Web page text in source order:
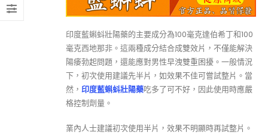
印度藍蝌蚪壯陽藥的主要成分為100毫克達伯希丁和100
毫克西地那非。這兩種成分結合成雙效片，不僅能解決
陽痿勃起問題，還能應對男性早洩雙重困擾。一般情況
下，初次使用建議先半片，如效果不佳可嘗試整片。當
然， 印度藍蝌蚪壯陽藥吃多了可不好，因此使用時應嚴
格控制劑量。
業內人士建議初次使用半片，效果不明顯時再試整片。